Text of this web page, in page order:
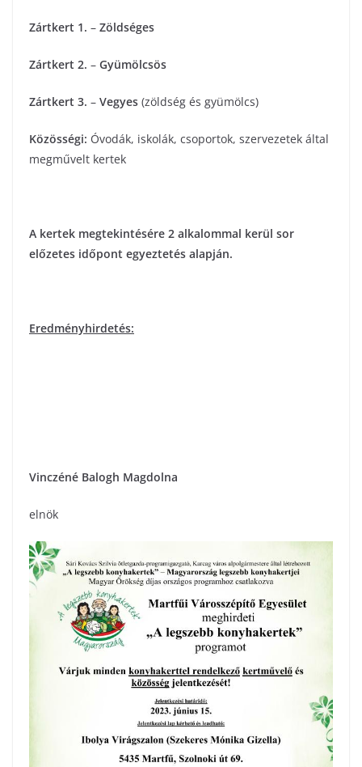
Zártkert 1. – Zöldséges
Zártkert 2. – Gyümölcsös
Zártkert 3. – Vegyes (zöldség és gyümölcs)
Közösségi: Óvodák, iskolák, csoportok, szervezetek által
megművelt kertek
A kertek megtekintésére 2 alkalommal kerül sor
előzetes időpont egyeztetés alapján.
Eredményhirdetés:
Vinczéné Balogh Magdolna
elnök